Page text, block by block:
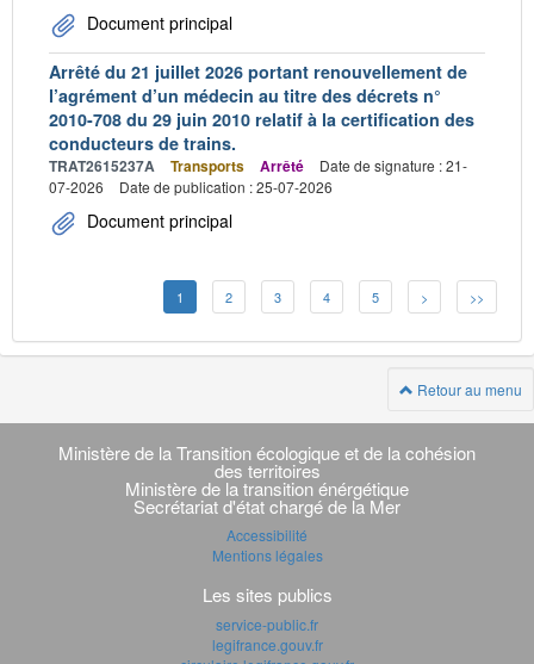
Document principal
Arrêté du 21 juillet 2026 portant renouvellement de
l’agrément d’un médecin au titre des décrets n°
2010-708 du 29 juin 2010 relatif à la certification des
conducteurs de trains.
TRAT2615237A Transports Arrêté
Date de signature : 21-
07-2026
Date de publication : 25-07-2026
Document principal
1 2 3 4 5 > >>
Retour au menu
Navigation
transverse
Ministère de la Transition écologique et de la cohésion
des territoires
Ministère de la transition énérgétique
Secrétariat d'état chargé de la Mer
Accessibilité
Mentions légales
Les sites publics
service-public.fr
legifrance.gouv.fr